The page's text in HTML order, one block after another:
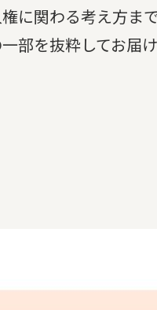
に関わる考え方ま
を抜粋してお届け